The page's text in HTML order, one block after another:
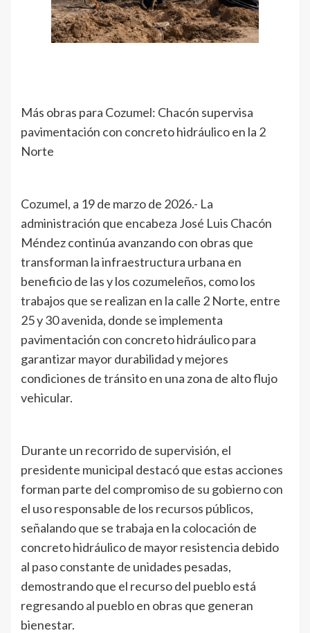
Más obras para Cozumel: Chacón supervisa
pavimentación con concreto hidráulico en la 2
Norte
Cozumel, a 19 de marzo de 2026.- La
administración que encabeza José Luis Chacón
Méndez continúa avanzando con obras que
transforman la infraestructura urbana en
beneficio de las y los cozumeleños, como los
trabajos que se realizan en la calle 2 Norte, entre
25 y 30 avenida, donde se implementa
pavimentación con concreto hidráulico para
garantizar mayor durabilidad y mejores
condiciones de tránsito en una zona de alto flujo
vehicular.
Durante un recorrido de supervisión, el
presidente municipal destacó que estas acciones
forman parte del compromiso de su gobierno con
el uso responsable de los recursos públicos,
señalando que se trabaja en la colocación de
concreto hidráulico de mayor resistencia debido
al paso constante de unidades pesadas,
demostrando que el recurso del pueblo está
regresando al pueblo en obras que generan
bienestar.